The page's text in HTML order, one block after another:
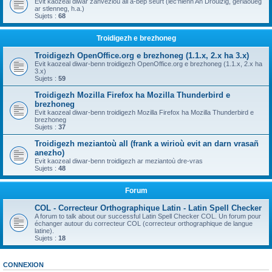
ar stlenneg, h.a.)
Sujets : 68
Troidigezh e brezhoneg
Troidigezh OpenOffice.org e brezhoneg (1.1.x, 2.x ha 3.x)
Evit kaozeal diwar-benn troidigezh OpenOffice.org e brezhoneg (1.1.x, 2.x ha
3.x)
Sujets : 59
Troidigezh Mozilla Firefox ha Mozilla Thunderbird e
brezhoneg
Evit kaozeal diwar-benn troidigezh Mozilla Firefox ha Mozilla Thunderbird e
brezhoneg
Sujets : 37
Troidigezh meziantoù all (frank a wirioù evit an darn vrasañ
anezho)
Evit kaozeal diwar-benn troidigezh ar meziantoù dre-vras
Sujets : 48
Forum
COL - Correcteur Orthographique Latin - Latin Spell Checker
A forum to talk about our successful Latin Spell Checker COL. Un forum pour
échanger autour du correcteur COL (correcteur orthographique de langue
latine).
Sujets : 18
CONNEXION